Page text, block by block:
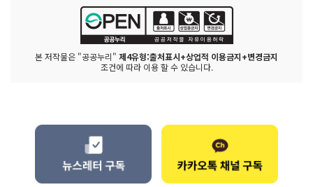
본 저작물은 "공공누리" 제4유형:출처표시+상업적 이용금지+변경금지
조건에 따라 이용 할 수 있습니다.